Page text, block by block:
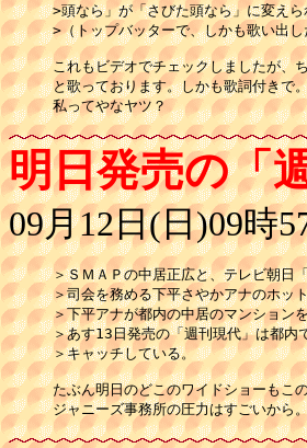
>頭なら」が「さびた頭なら」に変え
>（トップバッターで、しかも歌い出
これもビデオでチェックしましたが、
と歌っております。しかも歌詞付きで
明日発売の「
09月12日(日)09時
＞ＳＭＡＰの中居正広と、テレビ朝日
＞司会を務める下平さやかアナのホッ
＞下平アナが都内の中居のマンション
＞あす13日発売の「週刊現代」は都
＞キャッチしている。
たぶん明日のどこのワイドショーもこ
ジャニーズ事務所の圧力はすごいから。